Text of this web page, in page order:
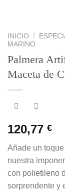
INICIO /
MARINO
Palmera
Maceta de
120,77 €
Añade un
nuestra
con polietileno
sorprendente y